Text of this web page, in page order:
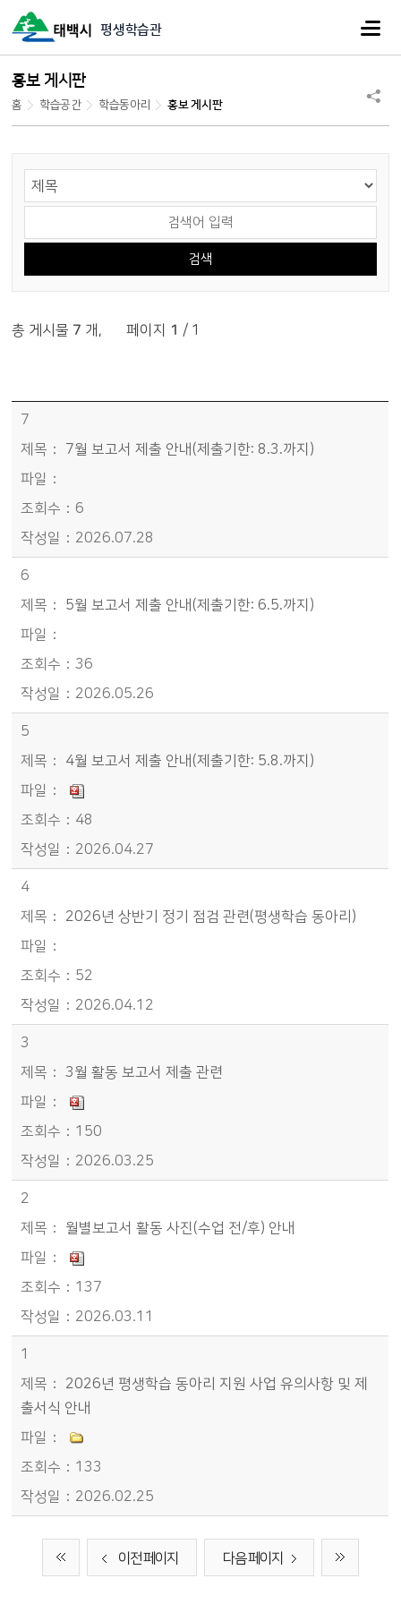
평생학습관
홍보 게시판
홈 학습공간 학습동아리 홍보 게시판
총 게시물 7 개 , 페이지 1 / 1
학습동아리-홍보게시판 목록 - 번호, 제목, 파일, 조회수, 작성일정보 제공
7
7월 보고서 제출 안내(제출기한: 8.3.까지)
6
2026.07.28
6
5월 보고서 제출 안내(제출기한: 6.5.까지)
36
2026.05.26
5
4월 보고서 제출 안내(제출기한: 5.8.까지)
48
2026.04.27
4
2026년 상반기 정기 점검 관련(평생학습 동아리)
52
2026.04.12
3
3월 활동 보고서 제출 관련
150
2026.03.25
2
월별보고서 활동 사진(수업 전/후) 안내
137
2026.03.11
1
2026년 평생학습 동아리 지원 사업 유의사항 및 제
출서식 안내
133
2026.02.25
이전 페이지 다음 페이지